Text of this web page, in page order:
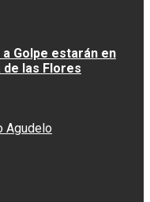
a Golpe estarán en
de las Flores
Agudelo